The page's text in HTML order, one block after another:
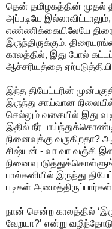
தென் தமிழகத்தின் முதல்
அப்படியே
எண்ணிக்கையிலேயே
இருந்திருக்கும்.
காலத்தில், இது போல்
ஆச்சரியத்தை
இந்த தியேட்டரின்
இருந்து சாய்வான
செல்லும் வகையில் இது
இதில் நீர்
நினைவுக்கு வருகிறதா?
சிஷ்யன் - வா வா வஞ்சி
பால்கனியில் இருந்து
படிகள்
நான் சென்ற காலத்தில்
வேறயா?’ என்று